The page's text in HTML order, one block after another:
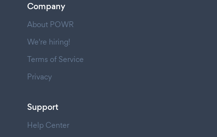
Company
About POWR
We're hiring!
Terms of Service
Privacy
Support
Help Center